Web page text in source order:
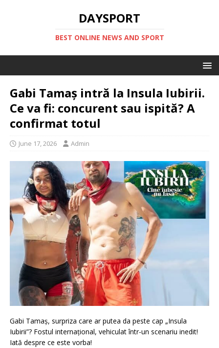
DAYSPORT
BEST ONLINE NEWS AND SPORT
Gabi Tamaș intră la Insula Iubirii.
Ce va fi: concurent sau ispită? A
confirmat totul
June 17, 2026 Admin
Gabi Tamaș, surpriza care ar putea da peste cap „Insula
Iubirii”? Fostul internațional, vehiculat într-un scenariu inedit!
Iată despre ce este vorba!